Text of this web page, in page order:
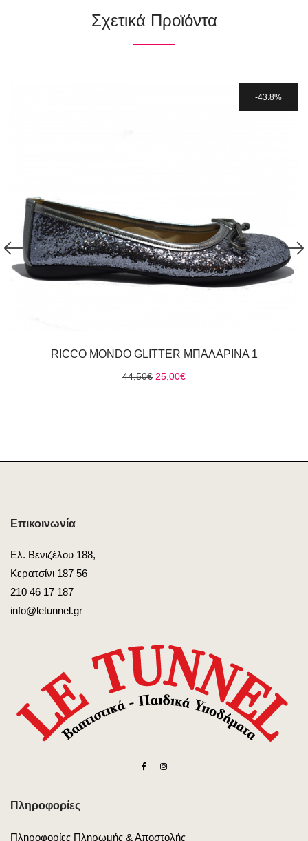
Σχετικά Προϊόντα
43.8%
RICCO MONDO GLITTER ΜΠΑΛΑΡΙΝΑ 1
44,50€ Original
25,00€Η
Επικοινωνία
Ελ. Βενιζέλου 188,
Κερατσίνι 187 56
210 46 17 187
info@letunnel.gr
Πληροφορίες
Πληροφορίες Πληρωμής & Αποστολής